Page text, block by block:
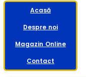
Acasă
Despre noi
Magazin Online
Contact